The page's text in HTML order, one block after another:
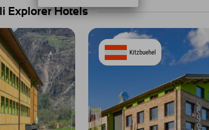
Explorer Hotels
Kitzbuehel